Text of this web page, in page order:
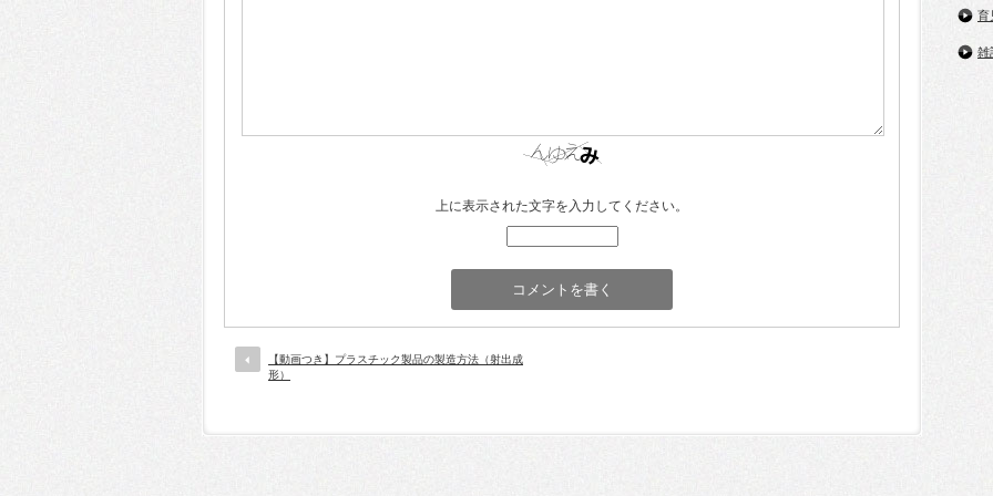
上に表示された文字を入力してください。
【動画つき】プラスチック製品の製造方法（射出成
形）
育
雑